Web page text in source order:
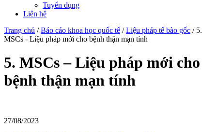
Tuyển dụng
Liên hệ
Trang chủ /Báo cáo khoa học quốc tế /Liệu pháp tế bào gốc / 5.
MSCs - Liệu pháp mới cho bệnh thận mạn tính
5. MSCs – Liệu pháp mới cho
bệnh thận mạn tính
27/08/2023